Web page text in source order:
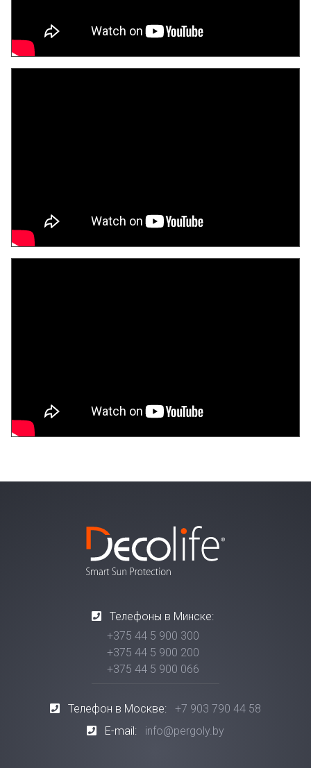
Телефоны в Минске:
+375 44 5 900 300
+375 44 5 900 200
+375 44 5 900 066
Телефон в Москве:
+7 903 790 44 58
E-mail:
info@pergoly.by